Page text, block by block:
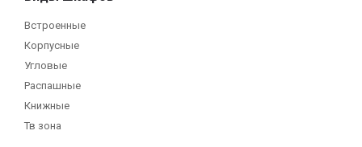
Встроенные
Корпусные
Угловые
Распашные
Книжные
Тв зона